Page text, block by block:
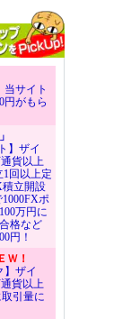
当サイト
円がもら
】ザイ
貨以上
1回以上定
積立開設
ポ
万円に
格など
円！
Ｗ！
】ザイ
貨以上
引量に